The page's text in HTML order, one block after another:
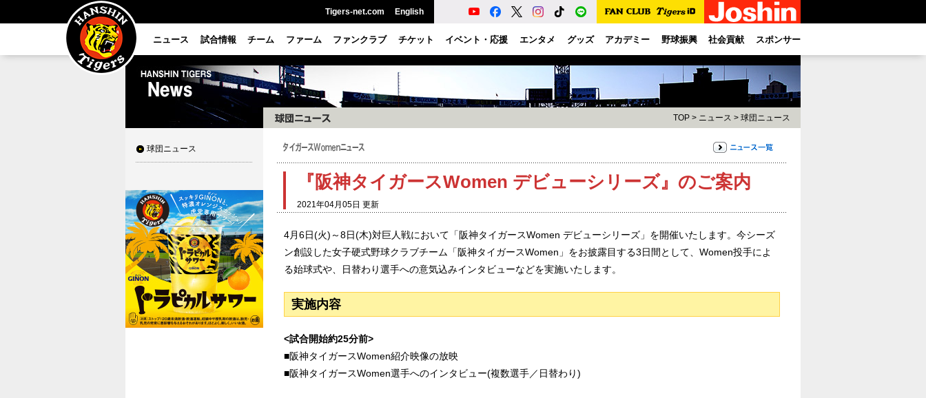
Tigers-net.com English
ニュース 試合情報 チーム ファーム ファンクラブ チケット イベント・応援 エンタメ グッズ アカデミー 野球振興 社会貢献 スポンサー
球団ニュース
TOP > ニュース > 球団ニュース
『阪神タイガースWomen デビューシリーズ』のご案内
2021年04月05日 更新
4月6日(火)～8日(木)対巨人戦において「阪神タイガースWomen デビューシリーズ」を開催いたします。今シーズ
ン創設した女子硬式野球クラブチーム「阪神タイガースWomen」をお披露目する3日間として、Women投手によ
る始球式や、日替わり選手への意気込みインタビューなどを実施いたします。
実施内容
<試合開始約25分前>
■阪神タイガースWomen紹介映像の放映
■阪神タイガースWomen選手へのインタビュー(複数選手／日替わり)